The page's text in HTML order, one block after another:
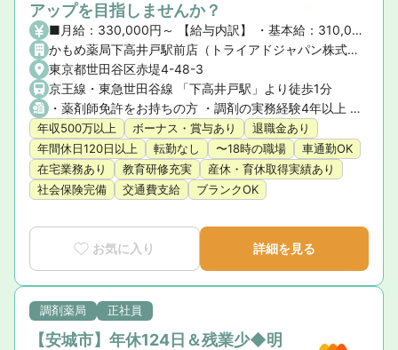
アップを目指しませんか？
■月給：330,000円～ 【給与内訳】 ・基本給：310,000円～ ・資格手当：20,000円 【その他手当】 ・管理薬剤師手当：20,000円 ・役職手当：30,000円～ ■想定年収：5,000,000円〜6,000,000円 ■賞与：年2回（計4か月分） ■昇給：年1回
かもめ薬局下高井戸駅前店（トライアドジャパン株式会社）
東京都世田谷区赤堤4-48-3
京王線・東急世田谷線 「下高井戸駅」より徒歩1分
・薬剤師免許をお持ちの方 ・調剤の実務経験4年以上 ・1年後を目安に、管理薬剤師へのキャリアアップに意欲がある方
年収500万以上 ボーナス・賞与あり
退職金あり
年間休日120日以上
転勤なし 〜18時の職場
車通勤OK
在宅業務あり
教育研修充実
産休・育休取得実績あり
社会保険完備
交通費支給 ブランクOK
お気に入り 詳細を見る
調剤薬局 正社員
【安城市】年休124日＆残業少◆明